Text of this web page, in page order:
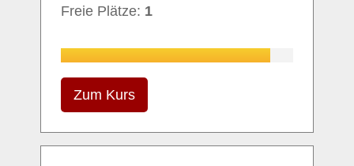
Freie Plätze: 1
Zum Kurs